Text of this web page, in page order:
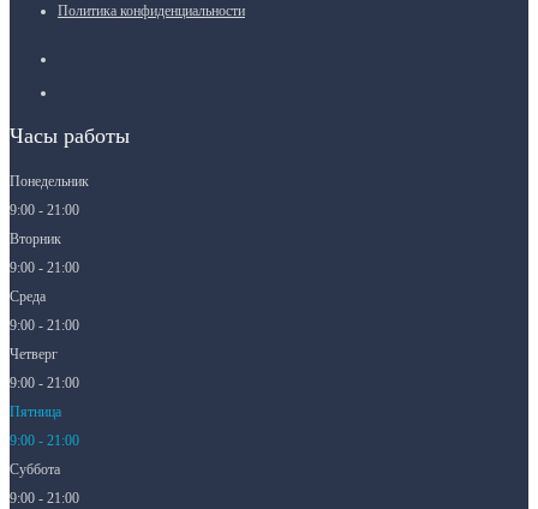
Политика конфиденциальности
Часы работы
Понедельник
9:00 - 21:00
Вторник
9:00 - 21:00
Среда
9:00 - 21:00
Четверг
9:00 - 21:00
Пятница
9:00 - 21:00
Суббота
9:00 - 21:00